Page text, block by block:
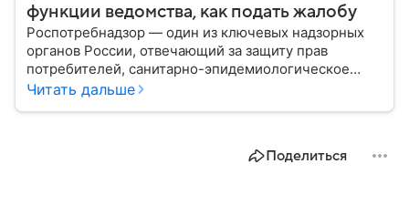
функции ведомства, как подать жалобу
Роспотребнадзор — один из ключевых надзорных
органов России, отвечающий за защиту прав
потребителей, санитарно-эпидемиологическое
благополучие населения и контроль соблюдения
Читать дальше
Поделиться